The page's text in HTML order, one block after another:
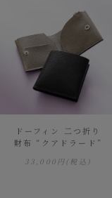
ドーフィン 二つ折り
財布 “クアドラード”
33,000円(税込)